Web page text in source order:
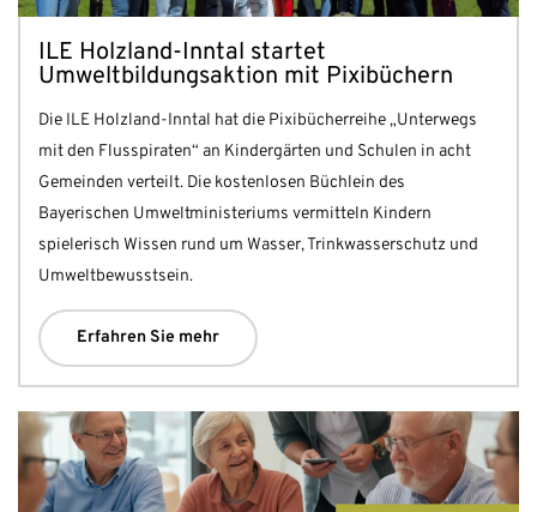
ILE Holzland-Inntal startet
Umweltbildungsaktion mit Pixibüchern
Die ILE Holzland-Inntal hat die Pixibücherreihe „Unterwegs
mit den Flusspiraten“ an Kindergärten und Schulen in acht
Gemeinden verteilt. Die kostenlosen Büchlein des
Bayerischen Umweltministeriums vermitteln Kindern
spielerisch Wissen rund um Wasser, Trinkwasserschutz und
Umweltbewusstsein.
Erfahren Sie mehr